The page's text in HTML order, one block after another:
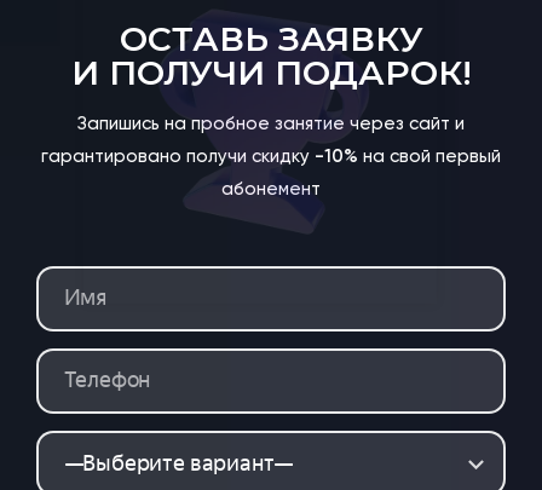
ОСТАВЬ ЗАЯВКУ
И ПОЛУЧИ ПОДАРОК!
Запишись на пробное занятие через сайт и
гарантировано получи скидку -10% на свой первый
абонемент